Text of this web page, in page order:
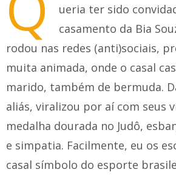
ueria ter sido
casamento da Bia
rodou nas redes (anti)sociais,
muita animada, onde o casal
marido, também de bermuda.
aliás, viralizou por aí com seus
medalha dourada no Judô,
e simpatia. Facilmente, eu os
casal símbolo do esporte